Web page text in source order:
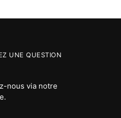
UNE QUESTION
nous via notre